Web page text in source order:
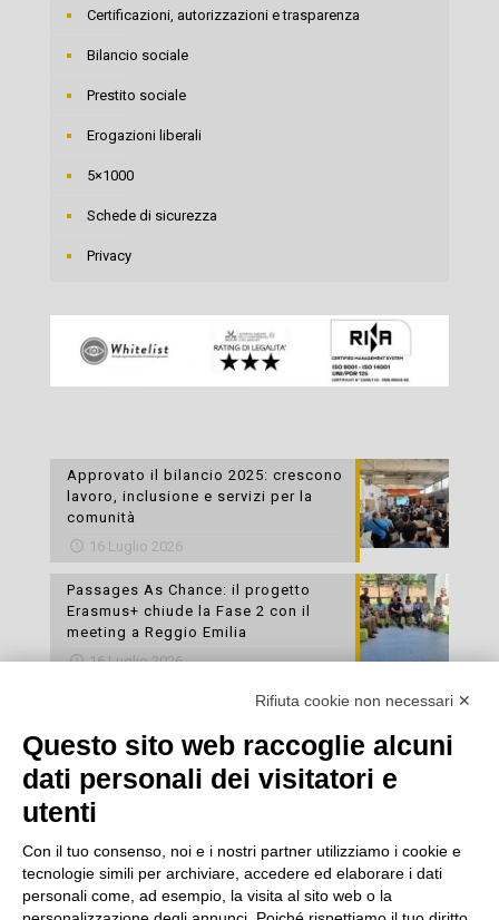
Certificazioni, autorizzazioni e trasparenza
Bilancio sociale
Prestito sociale
Erogazioni liberali
5×1000
Schede di sicurezza
Privacy
Approvato il bilancio 2025: crescono
lavoro, inclusione e servizi per la
comunità
16 Luglio 2026
Passages As Chance: il progetto
Erasmus+ chiude la Fase 2 con il
meeting a Reggio Emilia
16 Luglio 2026
Esami di laboratorio preventivi
cura della propria salute
16 Luglio 2026
Rifiuta cookie non necessari ✕
Questo sito web raccoglie alcuni
dati personali dei visitatori e
utenti
Con il tuo consenso, noi e i nostri partner utilizziamo i cookie e
tecnologie simili per archiviare, accedere ed elaborare i dati
personali come, ad esempio, la visita al sito web o la